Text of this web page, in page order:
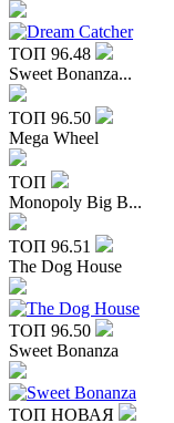
ТОП 96.48
Sweet Bonanza...
ТОП 96.50
Mega Wheel
ТОП
Monopoly Big B...
ТОП 96.51
The Dog House
ТОП 96.50
Sweet Bonanza
ТОП НОВАЯ